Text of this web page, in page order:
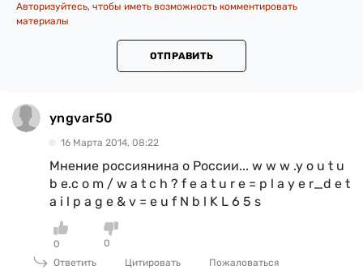
Авторизуйтесь, чтобы иметь возможность комментировать
материалы
ОТПРАВИТЬ
yngvar50
16 Марта 2014, 08:22
Мнение россиянина о России... w w w .y o u t u
b e.c o m / w a t c h ? f e a t u r e = p l a y e r_d e t
a i l p a g e & v = e u f N b l K L 6 5 s
0
0
Ответить
Цитировать Пожаловаться